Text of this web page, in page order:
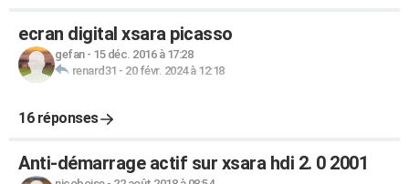
ecran digital xsara picasso
gefan- 15 déc. 2016 à 17:28
renard31 - 20 févr. 2024 à 12:18
16 réponses
Anti-démarrage actif sur xsara hdi 2. 0 2001